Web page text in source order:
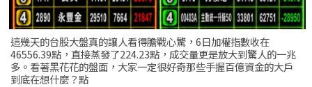
這幾天的台股大盤真的讓人看得膽戰心驚，6日加權指數收在
46556.39點，直接蒸發了224.23點，成交量更是放大到驚人的一兆
多。看著黑花花的盤面，大家一定很好奇那些手握百億資金的大戶
到底在想什麼？點